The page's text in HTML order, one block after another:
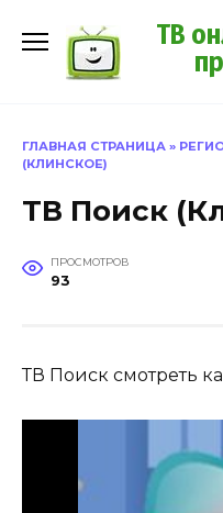
содержанию
ТВ
ГЛАВНАЯ СТРАНИЦА »
(КЛИНСКОЕ)
ТВ Поиск
ПРОСМОТРОВ
93
ТВ Поиск смотреть